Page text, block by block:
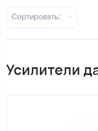
Сортировать:
Усилители